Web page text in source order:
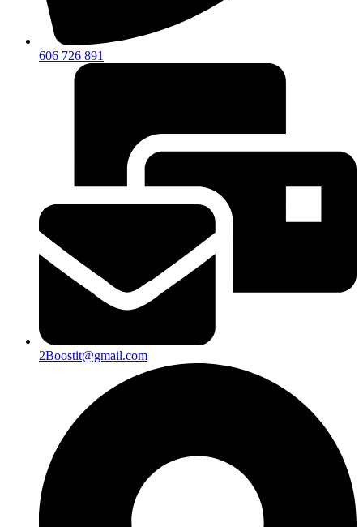
606 726 891
2Boostit@gmail.com